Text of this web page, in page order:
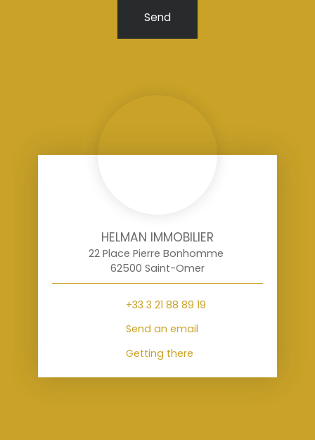
Send
HELMAN IMMOBILIER
22 Place Pierre Bonhomme
62500 Saint-Omer
+33 3 21 88 89 19
Send an email
Getting there